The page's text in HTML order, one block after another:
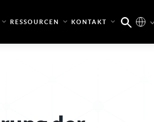
RESSOURCEN KONTAKT